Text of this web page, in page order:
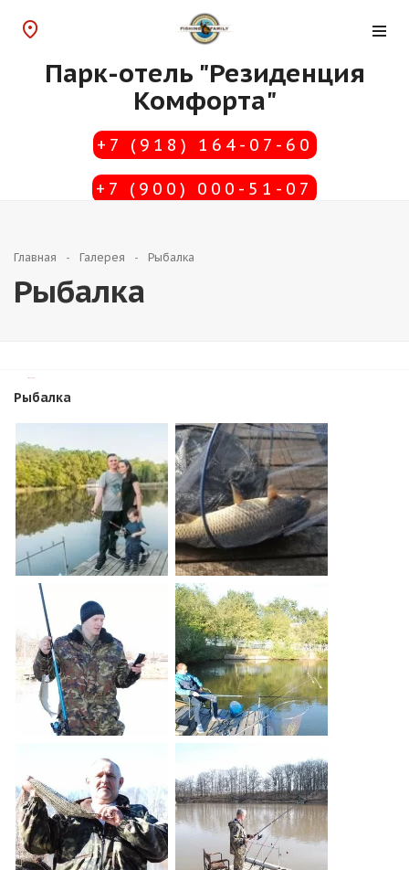
Парк-отель "Резиденция
Комфорта"
+7 (918) 164-07-60
+7 (900) 000-51-07
Главная Галерея Рыбалка
Рыбалка
Рыбалка